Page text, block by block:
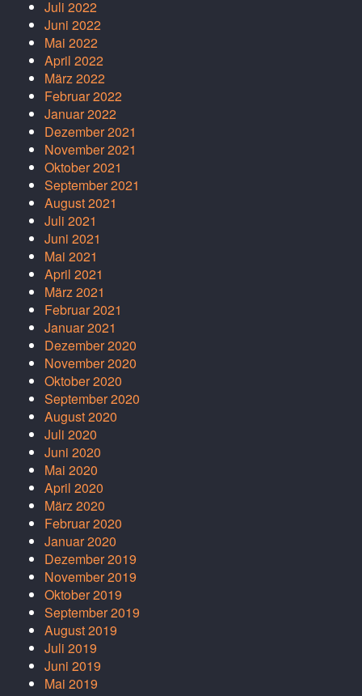
Juli 2022
Juni 2022
Mai 2022
April 2022
März 2022
Februar 2022
Januar 2022
Dezember 2021
November 2021
Oktober 2021
September 2021
August 2021
Juli 2021
Juni 2021
Mai 2021
April 2021
März 2021
Februar 2021
Januar 2021
Dezember 2020
November 2020
Oktober 2020
September 2020
August 2020
Juli 2020
Juni 2020
Mai 2020
April 2020
März 2020
Februar 2020
Januar 2020
Dezember 2019
November 2019
Oktober 2019
September 2019
August 2019
Juli 2019
Juni 2019
Mai 2019